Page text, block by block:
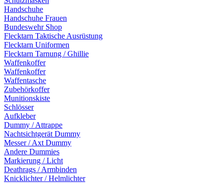
Handschuhe
Handschuhe Frauen
Bundeswehr Shop
Flecktarn Taktische Ausrüstung
Flecktarn Uniformen
Flecktarn Tarnung / Ghillie
Waffenkoffer
Waffenkoffer
Waffentasche
Zubehörkoffer
Munitionskiste
Schlösser
Aufkleber
Dummy / Attrappe
Nachtsichtgerät Dummy
Messer / Axt Dummy
Andere Dummies
Markierung / Licht
Deathrags / Armbinden
Knicklichter / Helmlichter